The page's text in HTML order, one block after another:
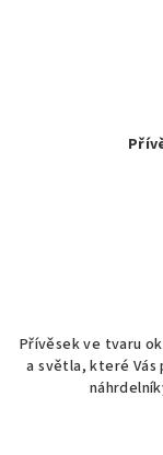
Přívěsek ve tvaru
a světla, které Vás